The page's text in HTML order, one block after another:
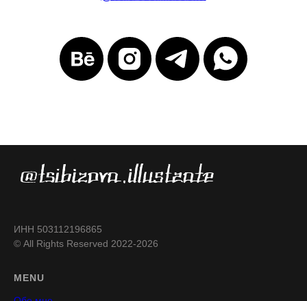
ИНН 503112196865
© All Rights Reserved 2022-2026
MENU